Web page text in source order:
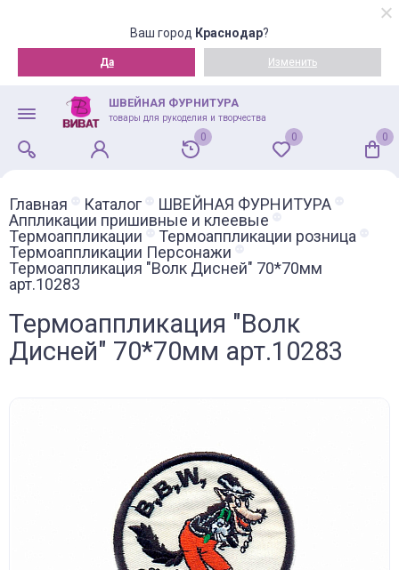
Ваш город Краснодар?
Да Изменить
ШВЕЙНАЯ ФУРНИТУРА
товары для рукоделия и творчества
0 0 0
Главная Каталог
ШВЕЙНАЯ ФУРНИТУРА
Аппликации пришивные и клеевые
Термоаппликации
Термоаппликации розница
Термоаппликации Персонажи
Термоаппликация "Волк Дисней" 70*70мм
арт.10283
Термоаппликация "Волк
Дисней" 70*70мм арт.10283